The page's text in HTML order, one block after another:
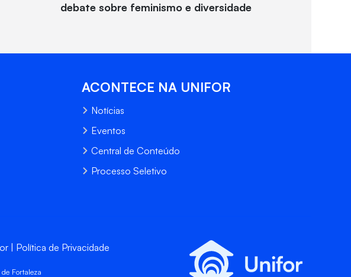
debate sobre feminismo e diversidade
ACONTECE NA UNIFOR
Notícias
Eventos
Central de Conteúdo
Processo Seletivo
Política de Privacidade
Fortaleza